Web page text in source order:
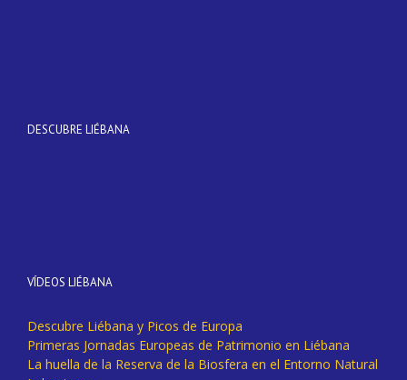
DESCUBRE LIÉBANA
VÍDEOS LIÉBANA
Descubre Liébana y Picos de Europa
Primeras Jornadas Europeas de Patrimonio en Liébana
La huella de la Reserva de la Biosfera en el Entorno Natural